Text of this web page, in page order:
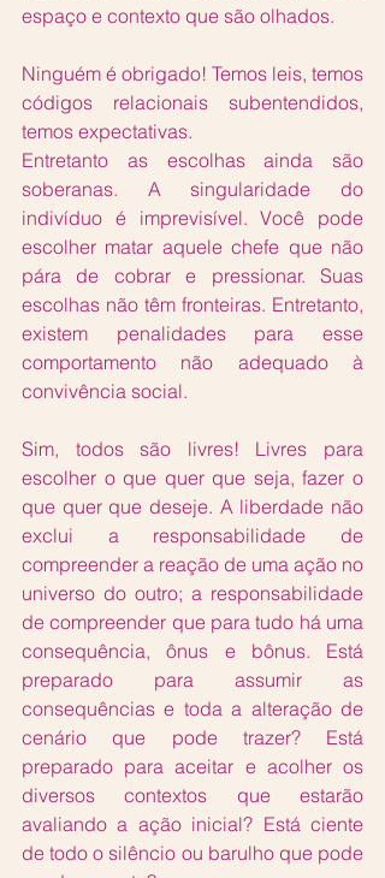
espaço e contexto que são olhados.
Ninguém é obrigado! Temos leis, temos
códigos relacionais subentendidos,
temos expectativas.
Entretanto as escolhas ainda são
soberanas. A singularidade do
indivíduo é imprevisível. Você pode
escolher matar aquele chefe que não
pára de cobrar e pressionar. Suas
escolhas não têm fronteiras. Entretanto,
existem penalidades para esse
comportamento não adequado à
convivência social.
Sim, todos são livres! Livres para
escolher o que quer que seja, fazer o
que quer que deseje. A liberdade não
exclui a responsabilidade de
compreender a reação de uma ação no
universo do outro; a responsabilidade
de compreender que para tudo há uma
consequência, ônus e bônus. Está
preparado para assumir as
consequências e toda a alteração de
cenário que pode trazer? Está
preparado para aceitar e acolher os
diversos contextos que estarão
avaliando a ação inicial? Está ciente
de todo o silêncio ou barulho que pode